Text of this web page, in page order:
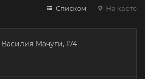
Списком На карте
Мачуги, 174